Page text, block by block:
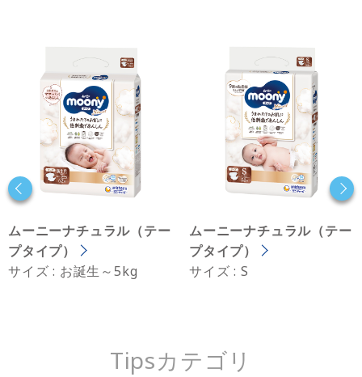
ムーニーナチュラル（テー
プタイプ）
サイズ : お誕生～5kg
ムーニーナチュラル（テー
プタイプ）
サイズ : S
Tipsカテゴリ